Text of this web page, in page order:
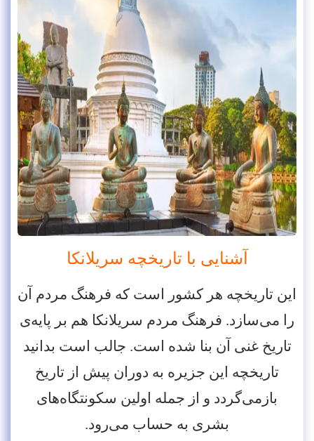
آشنایی با تاریخچه سریلانکا
این تاریخچه هر کشور است که فرهنگ مردم آن
را می‌سازد. فرهنگ مردم سریلانکا هم بر پایه‌ی
تاریخ غنی آن بنا شده است. جالب است بدانید
تاریخچه این جزیره به دوران پیش از تاریخ
بازمی‌گردد و از جمله اولین سکونتگاه‌های
بشری به حساب می‌رود.